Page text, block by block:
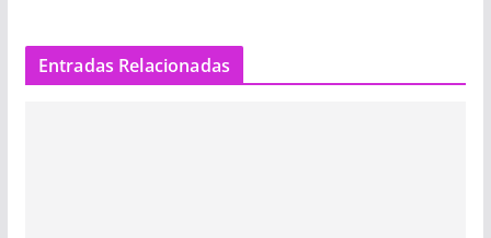
Entradas Relacionadas